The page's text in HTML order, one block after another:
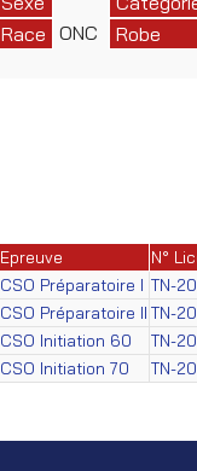
Race ONC
Robe
Epreuve N°
CSO Préparatoire I TN-
CSO Préparatoire II TN-
CSO Initiation 60 TN-
CSO Initiation 70 TN-